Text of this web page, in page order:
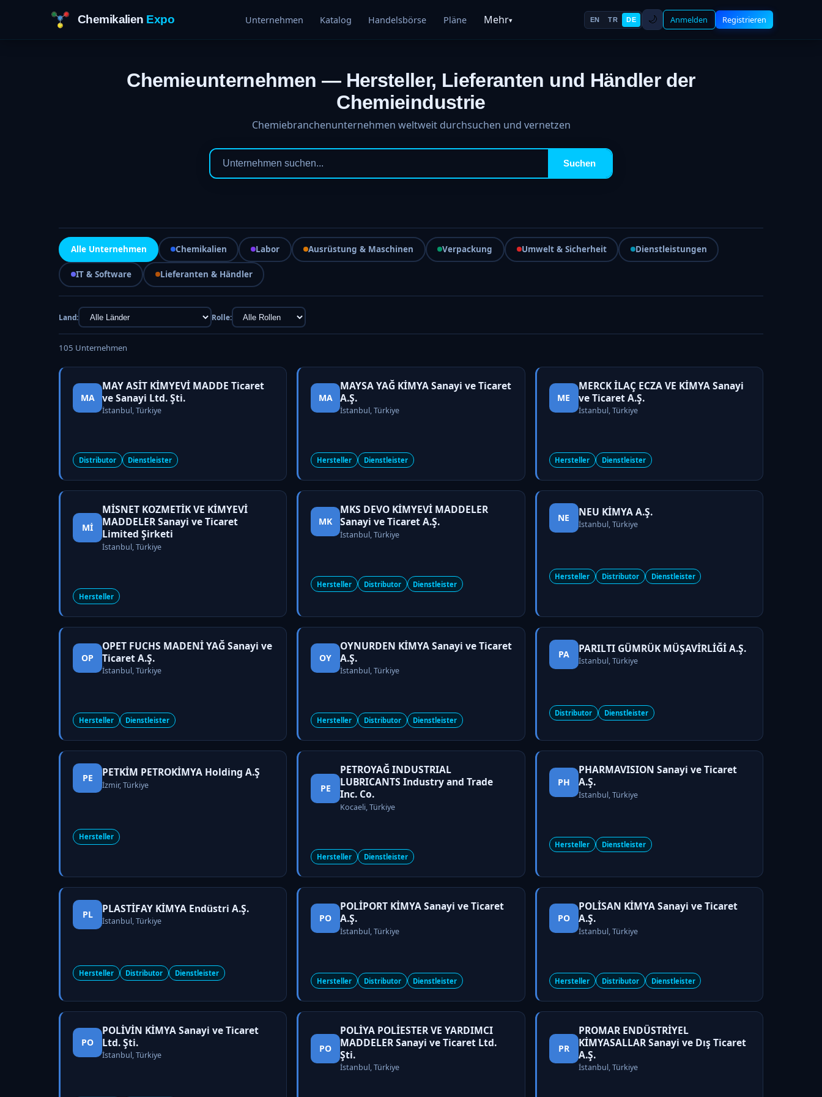
Chemikalien Expo Unternehmen Katalog Handelsbörse Pläne Mehr▾ EN TR DE 🌙 Anmelden Registrieren
Chemieunternehmen — Hersteller, Lieferanten und Händler der
Chemieindustrie
Chemiebranchenunternehmen weltweit durchsuchen und vernetzen
Suchen
Alle Unternehmen Chemikalien Labor Ausrüstung & Maschinen Verpackung Umwelt & Sicherheit Dienstleistungen
IT & Software Lieferanten & Händler
Land: Rolle:
105 Unternehmen
MA
MAY ASİT KİMYEVİ MADDE Ticaret
ve Sanayi Ltd. Şti.
İstanbul, Türkiye
Distributor Dienstleister
MA
MAYSA YAĞ KİMYA Sanayi ve Ticaret
A.Ş.
İstanbul, Türkiye
Hersteller Dienstleister
ME
MERCK İLAÇ ECZA VE KİMYA Sanayi
ve Ticaret A.Ş.
İstanbul, Türkiye
Hersteller Dienstleister
Mİ
MİSNET KOZMETİK VE KİMYEVİ
MADDELER Sanayi ve Ticaret
Limited Şirketi
İstanbul, Türkiye
Hersteller
MK
MKS DEVO KİMYEVİ MADDELER
Sanayi ve Ticaret A.Ş.
İstanbul, Türkiye
Hersteller Distributor Dienstleister
NE NEU KİMYA A.Ş.
İstanbul, Türkiye
Hersteller Distributor Dienstleister
OP
OPET FUCHS MADENİ YAĞ Sanayi ve
Ticaret A.Ş.
İstanbul, Türkiye
Hersteller Dienstleister
OY
OYNURDEN KİMYA Sanayi ve Ticaret
A.Ş.
İstanbul, Türkiye
Hersteller Distributor Dienstleister
PA PARILTI GÜMRÜK MÜŞAVİRLİĞİ A.Ş.
İstanbul, Türkiye
Distributor Dienstleister
PE PETKİM PETROKİMYA Holding A.Ş
İzmir, Türkiye
Hersteller
PE
PETROYAĞ INDUSTRIAL
LUBRICANTS Industry and Trade
Inc. Co.
Kocaeli, Türkiye
Hersteller Dienstleister
PH
PHARMAVISION Sanayi ve Ticaret
A.Ş.
İstanbul, Türkiye
Hersteller Dienstleister
PL PLASTİFAY KİMYA Endüstri A.Ş.
İstanbul, Türkiye
Hersteller Distributor Dienstleister
PO
POLİPORT KİMYA Sanayi ve Ticaret
A.Ş.
İstanbul, Türkiye
Hersteller Distributor Dienstleister
PO
POLİSAN KİMYA Sanayi ve Ticaret
A.Ş.
İstanbul, Türkiye
Hersteller Distributor Dienstleister
PO
POLİVİN KİMYA Sanayi ve Ticaret
Ltd. Şti.
İstanbul, Türkiye
PO
POLİYA POLİESTER VE YARDIMCI
MADDELER Sanayi ve Ticaret Ltd.
Şti.
İstanbul, Türkiye
PR
PROMAR ENDÜSTRİYEL
KİMYASALLAR Sanayi ve Dış Ticaret
A.Ş.
İstanbul, Türkiye